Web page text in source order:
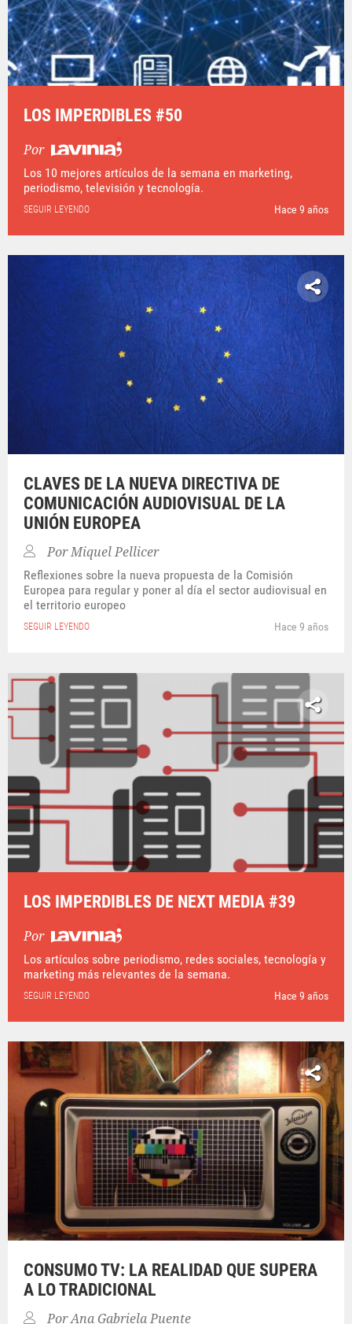
LOS IMPERDIBLES #50
Por
Los 10 mejores artículos de la semana en marketing,
periodismo, televisión y tecnología.
SEGUIR LEYENDO Hace 9 años
CLAVES DE LA NUEVA DIRECTIVA DE
COMUNICACIÓN AUDIOVISUAL DE LA
UNIÓN EUROPEA
PorMiquel Pellicer
Reflexiones sobre la nueva propuesta de la Comisión
Europea para regular y poner al día el sector audiovisual en
el territorio europeo
SEGUIR LEYENDO Hace 9 años
LOS IMPERDIBLES DE NEXT MEDIA #39
Por
Los artículos sobre periodismo, redes sociales, tecnología y
marketing más relevantes de la semana.
SEGUIR LEYENDO Hace 9 años
CONSUMO TV: LA REALIDAD QUE SUPERA
A LO TRADICIONAL
PorAna Gabriela Puente